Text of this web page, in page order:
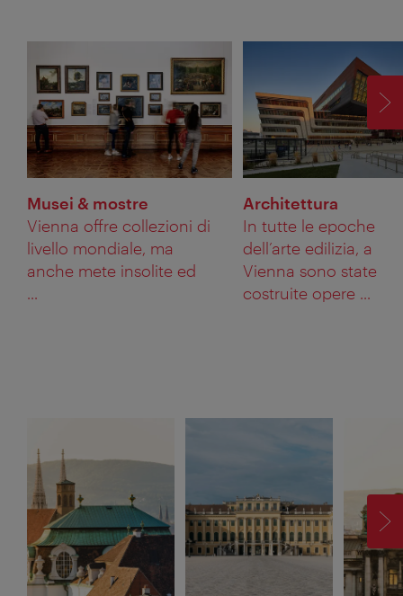
Musei & mostre
Vienna offre collezioni di
livello mondiale, ma
anche mete insolite ed
...
Architettura
In tutte le epoche
dell’arte edilizia, a
Vienna sono state
costruite opere ...